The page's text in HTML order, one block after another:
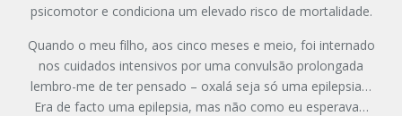
psicomotor e condiciona um elevado risco de mortalidade.
Quando o meu filho, aos cinco meses e meio, foi internado
nos cuidados intensivos por uma convulsão prolongada
lembro-me de ter pensado – oxalá seja só uma epilepsia…
Era de facto uma epilepsia, mas não como eu esperava…